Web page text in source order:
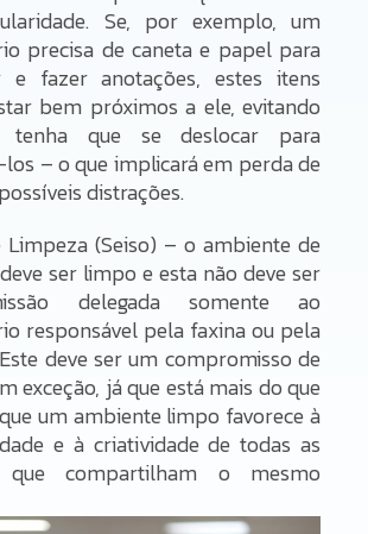
Se, por exemplo, um
precisa de caneta e papel para
e fazer anotações, estes itens
bem próximos a ele, evitando
tenha que se deslocar para
– o que implicará em perda de
distrações.
Limpeza (Seiso) – o ambiente de
ser limpo e esta não deve ser
delegada somente ao
responsável pela faxina ou pela
deve ser um compromisso de
exceção, já que está mais do que
um ambiente limpo favorece à
e à criatividade de todas as
que compartilham o mesmo